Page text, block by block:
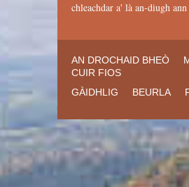
chleachdar a' là an-diugh
AN DROCHAID BHEÒ
CUIR FIOS
GÀIDHLIG
BEURLA